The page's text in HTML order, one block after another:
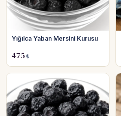
Yığılca Yaban Mersini Kurusu
475 ₺